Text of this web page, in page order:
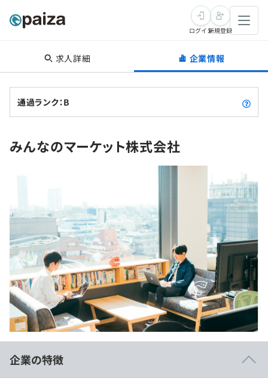
転職・キャリア
転職成功ガイド
インタビュー
新卒就活
求人検索
インターン
新卒エージェント
イベント・セミナー
インタビュー
学習
問題集
4択課題
ナレッジ
リファレンス
プラン
個人向けプラン
プログラミング言語
SQL
評価結果一覧
再チャレンジ結果一覧
ゲーム・マンガ
メディア
Tech Team Journal
paiza times
note
paizaとは？
ログイン新規登録
求人詳細 企業情報
通過ランク：B
みんなのマーケット株式会社
企業の特徴